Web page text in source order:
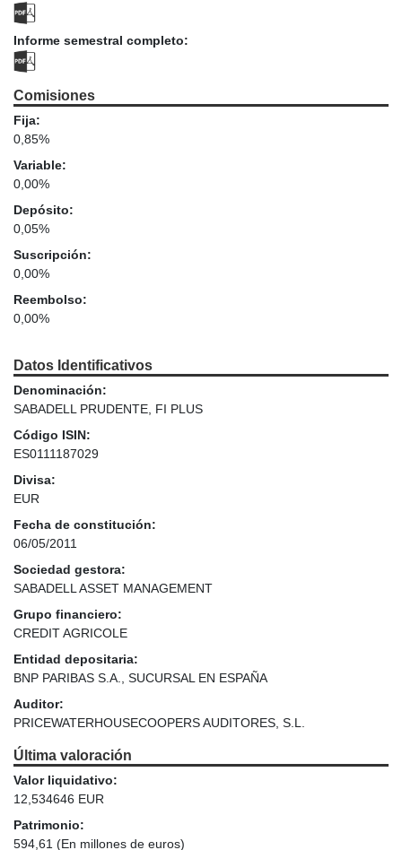
Informe semestral completo:
Comisiones
Fija:
0,85%
Variable:
0,00%
Depósito:
0,05%
Suscripción:
0,00%
Reembolso:
0,00%
Datos Identificativos
Denominación:
SABADELL PRUDENTE, FI PLUS
Código ISIN:
ES0111187029
Divisa:
EUR
Fecha de constitución:
06/05/2011
Sociedad gestora:
SABADELL ASSET MANAGEMENT
Grupo financiero:
CREDIT AGRICOLE
Entidad depositaria:
BNP PARIBAS S.A., SUCURSAL EN ESPAÑA
Auditor:
PRICEWATERHOUSECOOPERS AUDITORES, S.L.
Última valoración
Valor liquidativo:
12,534646 EUR
Patrimonio:
594,61 (En millones de euros)